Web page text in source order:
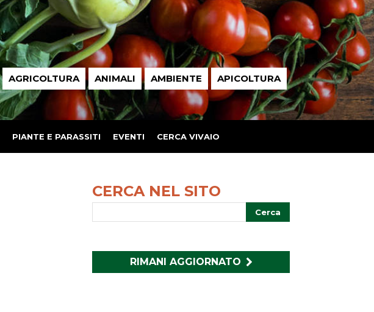
AGRICOLTURA ANIMALI AMBIENTE APICOLTURA
PIANTE E PARASSITI EVENTI CERCA VIVAIO
CERCA NEL SITO
RIMANI AGGIORNATO